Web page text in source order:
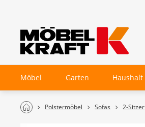
Möbel Garten Haushalt
Polstermöbel Sofas 2-Sitzer